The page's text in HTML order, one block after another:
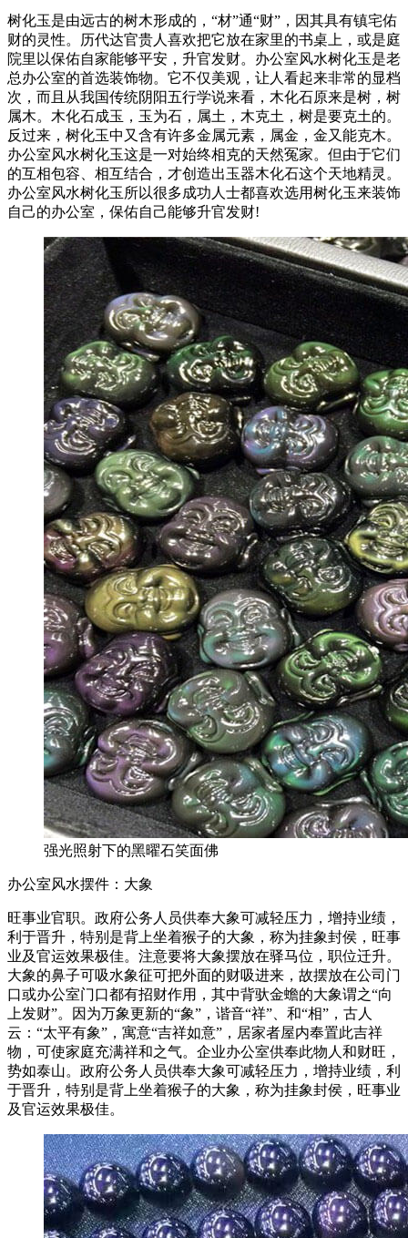
树化玉是由远古的树木形成的，“材”通“财”，因其具有镇宅佑
财的灵性。历代达官贵人喜欢把它放在家里的书桌上，或是庭
院里以保佑自家能够平安，升官发财。办公室风水树化玉是老
总办公室的首选装饰物。它不仅美观，让人看起来非常的显档
次，而且从我国传统阴阳五行学说来看，木化石原来是树，树
属木。木化石成玉，玉为石，属土，木克土，树是要克土的。
反过来，树化玉中又含有许多金属元素，属金，金又能克木。
办公室风水树化玉这是一对始终相克的天然冤家。但由于它们
的互相包容、相互结合，才创造出玉器木化石这个天地精灵。
办公室风水树化玉所以很多成功人士都喜欢选用树化玉来装饰
自己的办公室，保佑自己能够升官发财!
强光照射下的黑曜石笑面佛
办公室风水摆件：大象
旺事业官职。政府公务人员供奉大象可减轻压力，增持业绩，
利于晋升，特别是背上坐着猴子的大象，称为挂象封侯，旺事
业及官运效果极佳。注意要将大象摆放在驿马位，职位迁升。
大象的鼻子可吸水象征可把外面的财吸进来，故摆放在公司门
口或办公室门口都有招财作用，其中背驮金蟾的大象谓之“向
上发财”。因为万象更新的“象”，谐音“祥”、和“相”，古人
云：“太平有象”，寓意“吉祥如意”，居家者屋内奉置此吉祥
物，可使家庭充满祥和之气。企业办公室供奉此物人和财旺，
势如泰山。政府公务人员供奉大象可减轻压力，增持业绩，利
于晋升，特别是背上坐着猴子的大象，称为挂象封侯，旺事业
及官运效果极佳。